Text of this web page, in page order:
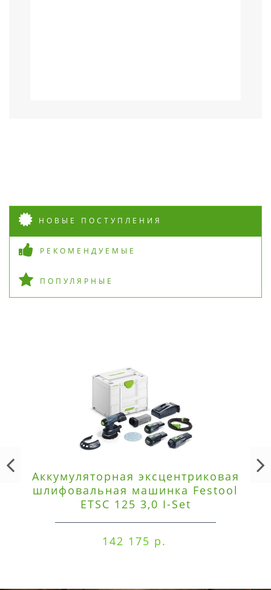
НОВЫЕ ПОСТУПЛЕНИЯ
РЕКОМЕНДУЕМЫЕ
ПОПУЛЯРНЫЕ
Аккумуляторная эксцентриковая
шлифовальная машинка Festool
ETSC 125 3,0 I-Set
142 175 р.